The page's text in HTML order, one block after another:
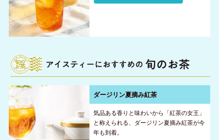
ダージリン夏摘み紅茶
気品ある香りと味わいから「紅茶の女王」
と称えられる、ダージリン夏摘み紅茶が今
年も到着。